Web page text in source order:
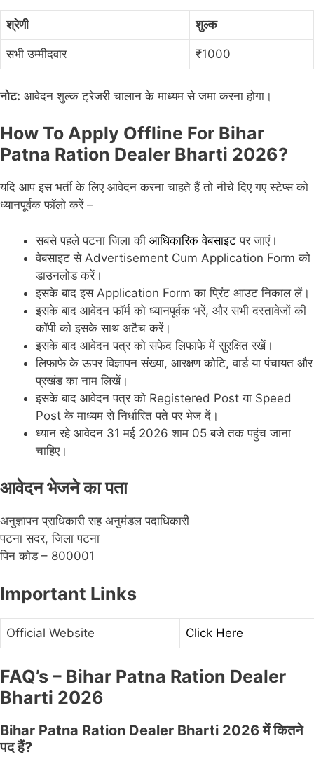
श्रेणी शुल्क
सभी उम्मीदवार ₹1000
नोट: आवेदन शुल्क ट्रेजरी चालान के माध्यम से जमा करना होगा।
How To Apply Offline For Bihar
Patna Ration Dealer Bharti 2026?
यदि आप इस भर्ती के लिए आवेदन करना चाहते हैं तो नीचे दिए गए स्टेप्स को
ध्यानपूर्वक फॉलो करें –
सबसे पहले पटना जिला की आधिकारिक वेबसाइट पर जाएं।
वेबसाइट से Advertisement Cum Application Form को
डाउनलोड करें।
इसके बाद इस Application Form का प्रिंट आउट निकाल लें।
इसके बाद आवेदन फॉर्म को ध्यानपूर्वक भरें, और सभी दस्तावेजों की
कॉपी को इसके साथ अटैच करें।
इसके बाद आवेदन पत्र को सफेद लिफाफे में सुरक्षित रखें।
लिफाफे के ऊपर विज्ञापन संख्या, आरक्षण कोटि, वार्ड या पंचायत और
प्रखंड का नाम लिखें।
इसके बाद आवेदन पत्र को Registered Post या Speed
Post के माध्यम से निर्धारित पते पर भेज दें।
ध्यान रहे आवेदन 31 मई 2026 शाम 05 बजे तक पहुंच जाना
चाहिए।
आवेदन भेजने का पता
अनुज्ञापन प्राधिकारी सह अनुमंडल पदाधिकारी
पटना सदर, जिला पटना
पिन कोड – 800001
Important Links
Official Website Click Here
FAQ’s – Bihar Patna Ration Dealer
Bharti 2026
Bihar Patna Ration Dealer Bharti 2026 में कितने
पद हैं?